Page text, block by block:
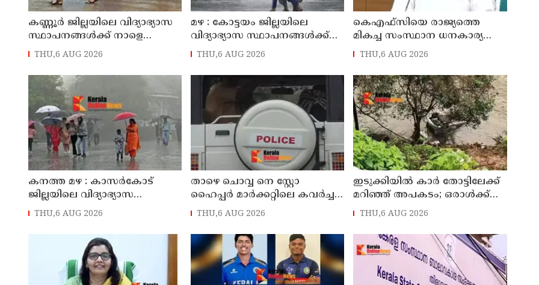
കണ്ണൂർ ജില്ലയിലെ വിദ്യാഭ്യാസ
സ്ഥാപനങ്ങള്‍ക്ക് നാളെ
(07/08/2026), അവധി
THU,6 AUG 2026
മഴ : കോട്ടയം ജില്ലയിലെ
വിദ്യാഭ്യാസ സ്ഥാപനങ്ങൾക്ക്
നാളെ അവധി
THU,6 AUG 2026
കെഎഫ്‌സിയെ രാജ്യത്തെ
മികച്ച സംസ്ഥാന ധനകാര്യ
സ്ഥാപനമാക്കും: മുഖ്യമന്ത്രി വി
ഡി സതീശൻ
THU,6 AUG 2026
കനത്ത മഴ : കാസർകോട്
ജില്ലയിലെ വിദ്യാഭ്യാസ
സ്ഥാപനങ്ങൾക്ക് നാളെ അവധി
THU,6 AUG 2026
താഴെ ചൊവ്വ നെ സ്റ്റോ
ഹൈപ്പർ മാർക്കറ്റിലെ കവർച്ച :
മട്ടന്നൂർ സ്വദേശിനികളായ നാല്
THU,6 AUG 2026
ഇടുക്കിയിൽ കാർ തോട്ടിലേക്ക്
മറിഞ്ഞ് അപകടം; ഒരാൾക്ക്
ദാരുണാന്ത്യം
THU,6 AUG 2026